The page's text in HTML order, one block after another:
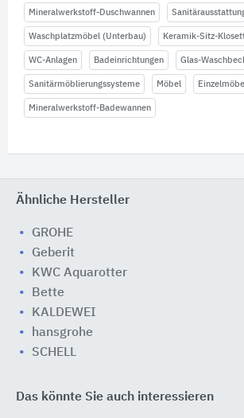
Mineralwerkstoff-Duschwannen
Waschplatzmöbel (Unterbau) Keramik-Sitz-
WC-Anlagen Badeinrichtungen Glas-
Sanitärmöblierungssysteme Möbel Einzelmöbel
Mineralwerkstoff-Badewannen
Ähnliche Hersteller
GROHE
Geberit
KWC Aquarotter
Bette
KALDEWEI
hansgrohe
SCHELL
Das könnte Sie auch interessieren